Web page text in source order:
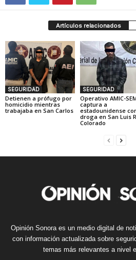
Artículos relacionados
SEGURIDAD
Detienen a prófugo por
homicidio mientras
trabajaba en San Carlos
SEGURIDAD
Operativo AMIC-
captura a
estadounidense
droga en San Luis
Colorado
Opinión Sonora es un medio digital de
con información actualizada sobre
temas más relevantes a nivel